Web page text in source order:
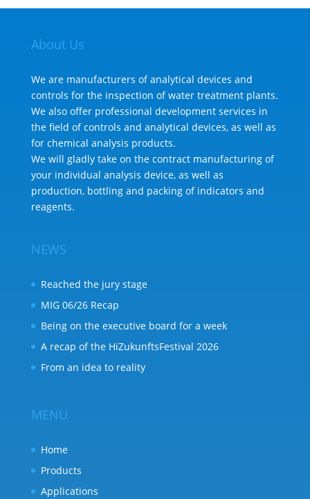
About Us
We are manufacturers of analytical devices and
controls for the inspection of water treatment plants.
We also offer professional development services in
the field of controls and analytical devices, as well as
for chemical analysis products.
We will gladly take on the contract manufacturing of
your individual analysis device, as well as
production, bottling and packing of indicators and
reagents.
NEWS
Reached the jury stage
MIG 06/26 Recap
Being on the executive board for a week
A recap of the HiZukunftsFestival 2026
From an idea to reality
MENU
Home
Products
Applications